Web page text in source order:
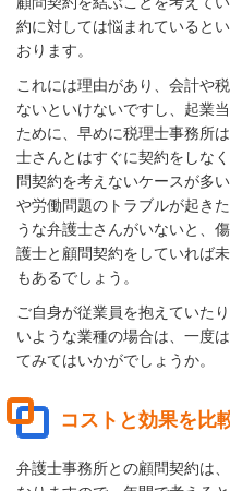
約に対しては悩まれていると
おります。
これには理由があり、会計や
ないといけないですし、起業
ために、早めに税理士事務所
士さんとはすぐに契約をしな
問契約を考えないケースが多
や労働問題のトラブルが起き
うな弁護士さんがいないと、
護士と顧問契約をしていれば
もあるでしょう。
ご自身が従業員を抱えていた
いような業種の場合は、一度
てみてはいかがでしょうか。
コストと効果を比
弁護士事務所との顧問契約は